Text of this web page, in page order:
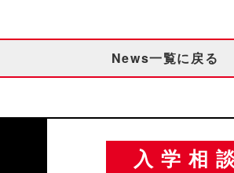
News一覧に戻る
入学相